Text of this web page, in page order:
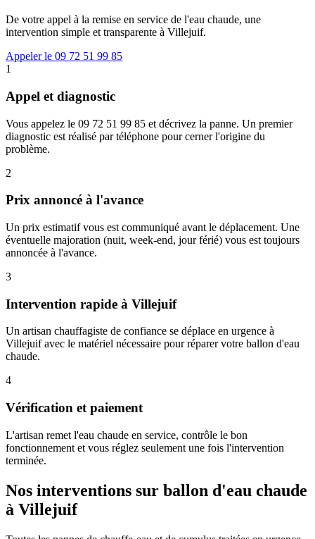
De votre appel à la remise en service de l'eau chaude, une
intervention simple et transparente à Villejuif.
Appeler le 09 72 51 99 85
1
Appel et diagnostic
Vous appelez le 09 72 51 99 85 et décrivez la panne. Un premier
diagnostic est réalisé par téléphone pour cerner l'origine du
problème.
2
Prix annoncé à l'avance
Un prix estimatif vous est communiqué avant le déplacement. Une
éventuelle majoration (nuit, week-end, jour férié) vous est toujours
annoncée à l'avance.
3
Intervention rapide à Villejuif
Un artisan chauffagiste de confiance se déplace en urgence à
Villejuif avec le matériel nécessaire pour réparer votre ballon d'eau
chaude.
4
Vérification et paiement
L'artisan remet l'eau chaude en service, contrôle le bon
fonctionnement et vous réglez seulement une fois l'intervention
terminée.
Nos interventions sur ballon d'eau chaude
à Villejuif